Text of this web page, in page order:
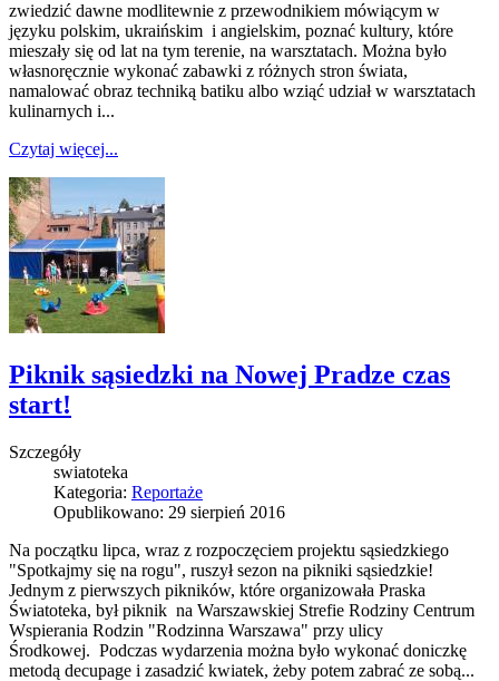
zwiedzić dawne modlitewnie z przewodnikiem mówiącym w
języku polskim, ukraińskim i angielskim, poznać kultury, które
mieszały się od lat na tym terenie, na warsztatach. Można było
własnoręcznie wykonać zabawki z różnych stron świata,
namalować obraz techniką batiku albo wziąć udział w warsztatach
kulinarnych i...
Czytaj więcej...
Piknik sąsiedzki na Nowej Pradze czas
start!
Szczegóły
swiatoteka
Kategoria: Reportaże
Opublikowano: 29 sierpień 2016
Na początku lipca, wraz z rozpoczęciem projektu sąsiedzkiego
"Spotkajmy się na rogu", ruszył sezon na pikniki sąsiedzkie!
Jednym z pierwszych pikników, które organizowała Praska
Światoteka, był piknik na Warszawskiej Strefie Rodziny Centrum
Wspierania Rodzin "Rodzinna Warszawa" przy ulicy
Środkowej. Podczas wydarzenia można było wykonać doniczkę
metodą decupage i zasadzić kwiatek, żeby potem zabrać ze sobą...